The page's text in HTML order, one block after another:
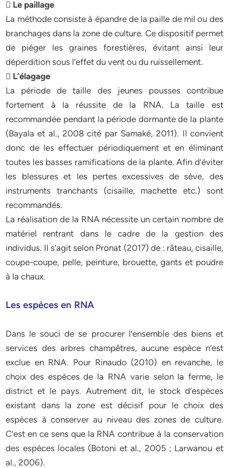
 Le paillage
La méthode consiste à épandre de la paille de mil ou des
branchages dans la zone de culture. Ce dispositif permet
de piéger les graines forestières, évitant ainsi leur
déperdition sous l’effet du vent ou du ruissellement.
 L’élagage
La période de taille des jeunes pousses contribue
fortement à la réussite de la RNA. La taille est
recommandée pendant la période dormante de la plante
(Bayala et al., 2008 cité par Samaké, 2011). Il convient
donc de les effectuer périodiquement et en éliminant
toutes les basses ramifications de la plante. Afin d’éviter
les blessures et les pertes excessives de sève, des
instruments tranchants (cisaille, machette etc.) sont
recommandés.
La réalisation de la RNA nécessite un certain nombre de
matériel rentrant dans le cadre de la gestion des
individus. Il s’agit selon Pronat (2017) de : râteau, cisaille,
coupe-coupe, pelle, peinture, brouette, gants et poudre
à la chaux.
Les espèces en RNA
Dans le souci de se procurer l’ensemble des biens et
services des arbres champêtres, aucune espèce n’est
exclue en RNA. Pour Rinaudo (2010) en revanche, le
choix des espèces de la RNA varie selon la ferme, le
district et le pays. Autrement dit, le stock d’espèces
existant dans la zone est décisif pour le choix des
espèces à conserver au niveau des zones de culture.
C’est en ce sens que la RNA contribue à la conservation
des espèces locales (Botoni et al., 2005 ; Larwanou et
al., 2006).